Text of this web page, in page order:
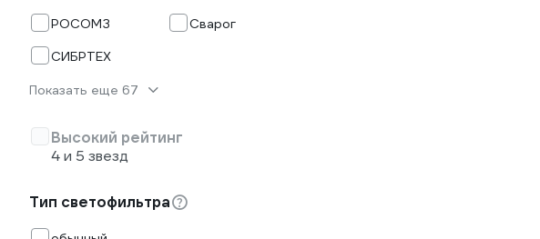
РОСОМЗ
Сварог
СИБРТЕХ
Показать еще 67
Высокий рейтинг
4 и 5 звезд
Тип светофильтра